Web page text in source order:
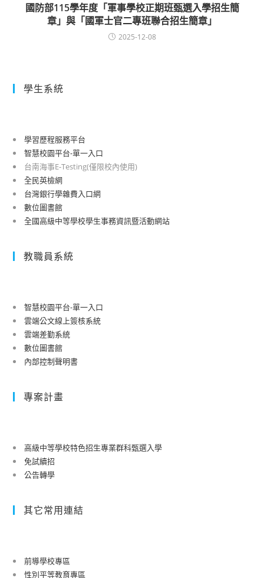
國防部115學年度「軍事學校正期班甄選入學招生簡
章」與「國軍士官二專班聯合招生簡章」
2025-12-08
學生系統
學習歷程服務平台
智慧校園平台-單一入口
台南海事E-Testing(僅限校內使用)
全民英檢網
台灣銀行學雜費入口網
數位圖書館
全國高級中等學校學生事務資訊暨活動網站
教職員系統
智慧校園平台-單一入口
雲端公文線上簽核系統
雲端差勤系統
數位圖書館
內部控制聲明書
專案計畫
高級中等學校特色招生專業群科甄選入學
免試續招
公告轉學
其它常用連結
前導學校專區
性別平等教育專區